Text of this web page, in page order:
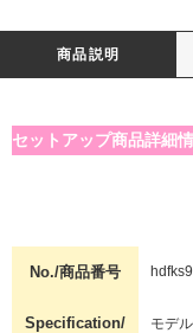
商品説明
セットアップ商品詳細
No./商品番号
Specification/
モデ